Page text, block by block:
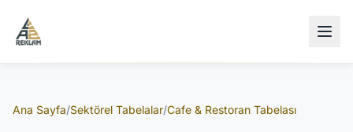
Ana Sayfa/Sektörel Tabelalar/Cafe & Restoran Tabelası